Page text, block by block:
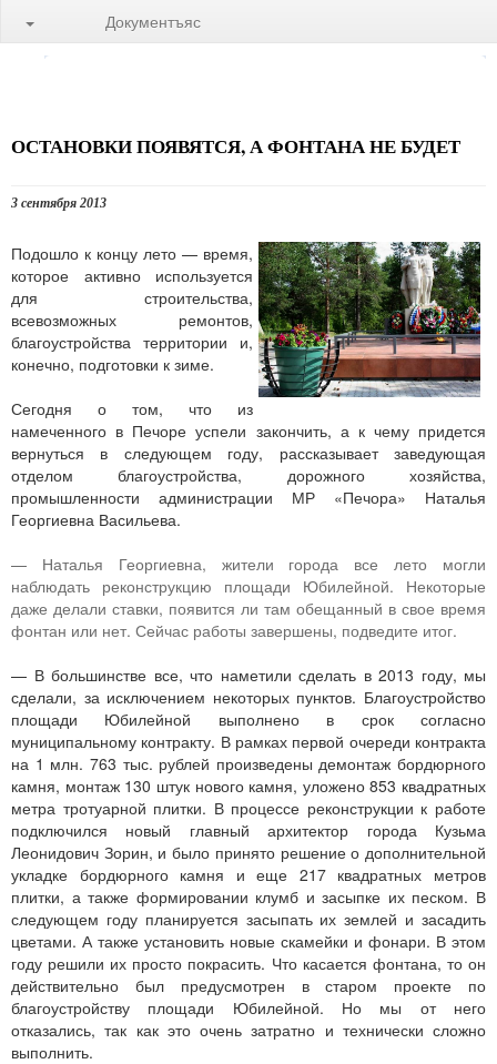
Документъяс
ОСТАНОВКИ ПОЯВЯТСЯ, А ФОНТАНА НЕ БУДЕТ
3 сентября 2013
Подошло к концу лето — время,
которое активно используется
для строительства,
всевозможных ремонтов,
благоустройства территории и,
конечно, подготовки к зиме.
Сегодня о том, что из
намеченного в Печоре успели закончить, а к чему придется
вернуться в следующем году, рассказывает заведующая
отделом благоустройства, дорожного хозяйства,
промышленности администрации МР «Печора» Наталья
Георгиевна Васильева.
— Наталья Георгиевна, жители города все лето могли
наблюдать реконструкцию площади Юбилейной. Некоторые
даже делали ставки, появится ли там обещанный в свое время
фонтан или нет. Сейчас работы завершены, подведите итог.
— В большинстве все, что наметили сделать в 2013 году, мы
сделали, за исключением некоторых пунктов. Благоустройство
площади Юбилейной выполнено в срок согласно
муниципальному контракту. В рамках первой очереди контракта
на 1 млн. 763 тыс. рублей произведены демонтаж бордюрного
камня, монтаж 130 штук нового камня, уложено 853 квадратных
метра тротуарной плитки. В процессе реконструкции к работе
подключился новый главный архитектор города Кузьма
Леонидович Зорин, и было принято решение о дополнительной
укладке бордюрного камня и еще 217 квадратных метров
плитки, а также формировании клумб и засыпке их песком. В
следующем году планируется засыпать их землей и засадить
цветами. А также установить новые скамейки и фонари. В этом
году решили их просто покрасить. Что касается фонтана, то он
действительно был предусмотрен в старом проекте по
благоустройству площади Юбилейной. Но мы от него
отказались, так как это очень затратно и технически сложно
выполнить.